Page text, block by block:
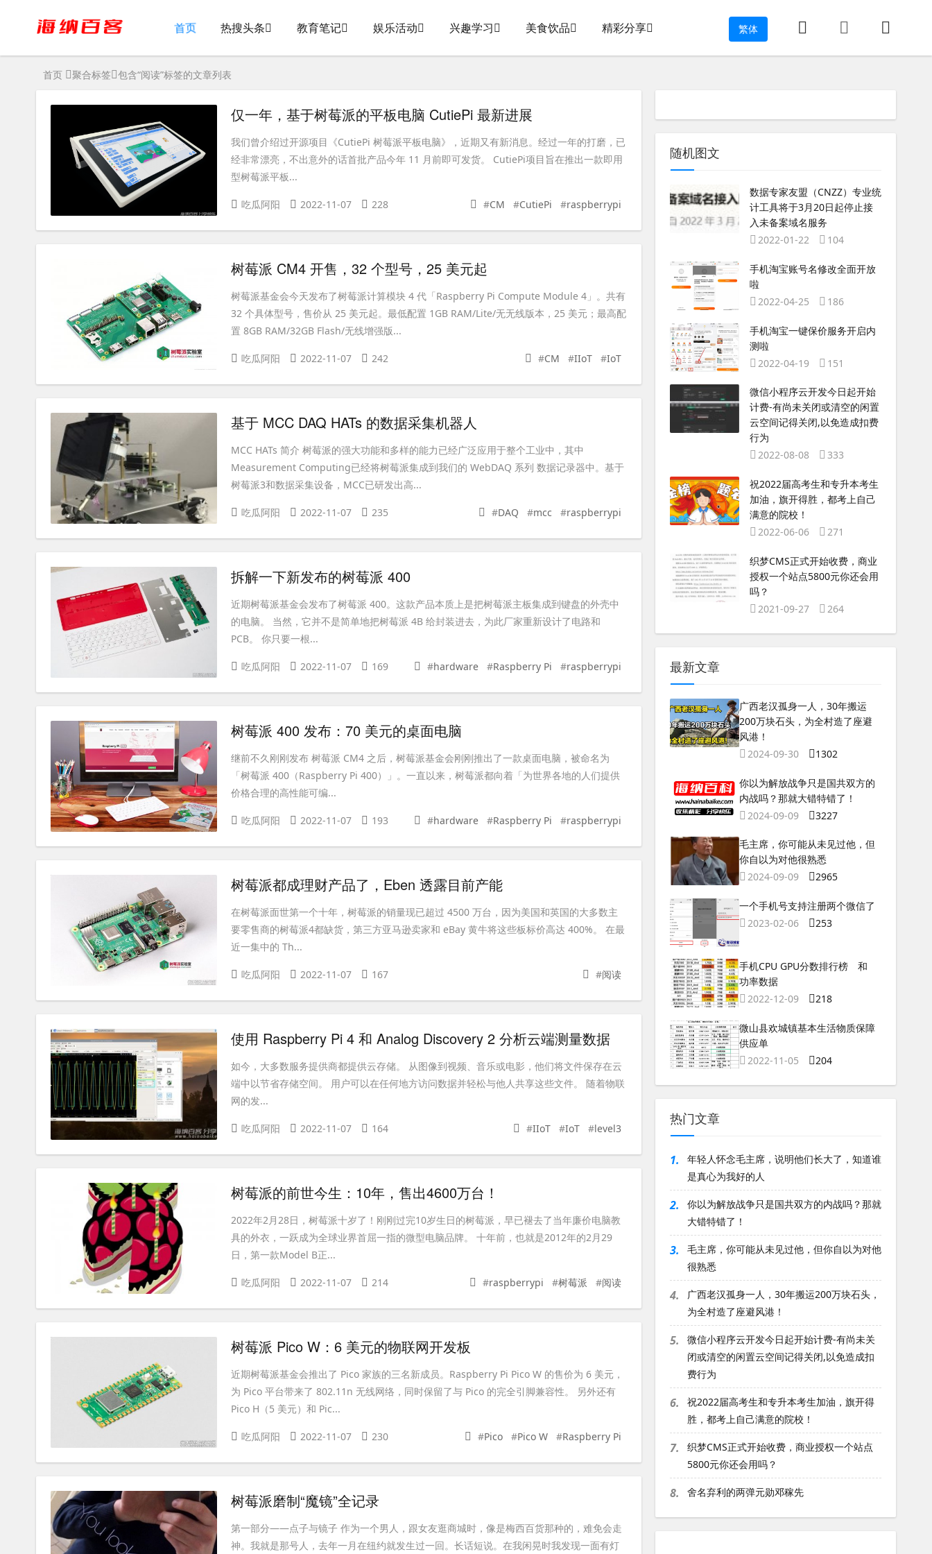
首页 热搜头条 教育笔记 娱乐活动 兴趣学习 美食饮品 精彩分享 繁体
首页 聚合标签 包含“阅读”标签的文章列表
仅一年，基于树莓派的平板电脑 CutiePi 最新进展
我们曾介绍过开源项目《CutiePi 树莓派平板电脑》，近期又有新消息。经过一年的打磨，已
经非常漂亮，不出意外的话首批产品今年 11 月前即可发货。 CutiePi项目旨在推出一款即用
型树莓派平板...
吃瓜阿阳 2022-11-07 228 #CM #CutiePi #raspberrypi
树莓派 CM4 开售，32 个型号，25 美元起
树莓派基金会今天发布了树莓派计算模块 4 代「Raspberry Pi Compute Module 4」。共有
32 个具体型号，售价从 25 美元起。最低配置 1GB RAM/Lite/无无线版本，25 美元；最高配
置 8GB RAM/32GB Flash/无线增强版...
吃瓜阿阳 2022-11-07 242 #CM #IIoT #IoT
基于 MCC DAQ HATs 的数据采集机器人
MCC HATs 简介 树莓派的强大功能和多样的能力已经广泛应用于整个工业中，其中
Measurement Computing已经将树莓派集成到我们的 WebDAQ 系列 数据记录器中。基于
树莓派3和数据采集设备，MCC已研发出高...
吃瓜阿阳 2022-11-07 235 #DAQ #mcc #raspberrypi
拆解一下新发布的树莓派 400
近期树莓派基金会发布了树莓派 400。这款产品本质上是把树莓派主板集成到键盘的外壳中
的电脑。 当然，它并不是简单地把树莓派 4B 给封装进去，为此厂家重新设计了电路和
PCB。 你只要一根...
吃瓜阿阳 2022-11-07 169 #hardware #Raspberry Pi #raspberrypi
树莓派 400 发布：70 美元的桌面电脑
继前不久刚刚发布 树莓派 CM4 之后，树莓派基金会刚刚推出了一款桌面电脑，被命名为
「树莓派 400（Raspberry Pi 400）」。一直以来，树莓派都向着「为世界各地的人们提供
价格合理的高性能可编...
吃瓜阿阳 2022-11-07 193 #hardware #Raspberry Pi #raspberrypi
树莓派都成理财产品了，Eben 透露目前产能
在树莓派面世第一个十年，树莓派的销量现已超过 4500 万台，因为美国和英国的大多数主
要零售商的树莓派4都缺货，第三方亚马逊卖家和 eBay 黄牛将这些板标价高达 400%。 在最
近一集中的 Th...
吃瓜阿阳 2022-11-07 167 #阅读
使用 Raspberry Pi 4 和 Analog Discovery 2 分析云端测量数据
如今，大多数服务提供商都提供云存储。 从图像到视频、音乐或电影，他们将文件保存在云
端中以节省存储空间。 用户可以在任何地方访问数据并轻松与他人共享这些文件。 随着物联
网的发...
吃瓜阿阳 2022-11-07 164 #IIoT #IoT #level3
树莓派的前世今生：10年，售出4600万台！
2022年2月28日，树莓派十岁了！刚刚过完10岁生日的树莓派，早已褪去了当年廉价电脑教
具的外衣，一跃成为全球业界首屈一指的微型电脑品牌。 十年前，也就是2012年的2月29
日，第一款Model B正...
吃瓜阿阳 2022-11-07 214 #raspberrypi #树莓派 #阅读
树莓派 Pico W：6 美元的物联网开发板
近期树莓派基金会推出了 Pico 家族的三名新成员。Raspberry Pi Pico W 的售价为 6 美元，
为 Pico 平台带来了 802.11n 无线网络，同时保留了与 Pico 的完全引脚兼容性。 另外还有
Pico H（5 美元）和 Pic...
吃瓜阿阳 2022-11-07 230 #Pico #Pico W #Raspberry Pi
树莓派磨制“魔镜”全记录
第一部分——点子与镜子 作为一个男人，跟女友逛商城时，像是梅西百货那种的，难免会走
神。我就是那号人，去年一月在纽约就发生过一回。长话短说。在我闲晃时我发现一面有灯
随机图文
数据专家友盟（CNZZ）专业统
计工具将于3月20日起停止接
入未备案域名服务
2022-01-22
104
手机淘宝账号名修改全面开放
啦
2022-04-25
186
手机淘宝一键保价服务开启内
测啦
2022-04-19
151
微信小程序云开发今日起开始
计费-有尚未关闭或清空的闲置
云空间记得关闭,以免造成扣费
行为
2022-08-08
333
祝2022届高考生和专升本考生
加油，旗开得胜，都考上自己
满意的院校！
2022-06-06
271
织梦CMS正式开始收费，商业
授权一个站点5800元你还会用
吗？
2021-09-27
264
最新文章
广西老汉孤身一人，30年搬运
200万块石头，为全村造了座避
风港！
2024-09-30
1302
你以为解放战争只是国共双方的
内战吗？那就大错特错了！
2024-09-09
3227
毛主席，你可能从未见过他，但
你自以为对他很熟悉
2024-09-09
2965
一个手机号支持注册两个微信了
2023-02-06
253
手机CPU GPU分数排行榜 和
功率数据
2022-12-09
218
微山县欢城镇基本生活物质保障
供应单
2022-11-05
204
热门文章
1.
年轻人怀念毛主席，说明他们长大了，知道谁
是真心为我好的人
2.
你以为解放战争只是国共双方的内战吗？那就
大错特错了！
3.
毛主席，你可能从未见过他，但你自以为对他
很熟悉
4.
广西老汉孤身一人，30年搬运200万块石头，
为全村造了座避风港！
5.
微信小程序云开发今日起开始计费-有尚未关
闭或清空的闲置云空间记得关闭,以免造成扣
费行为
6.
祝2022届高考生和专升本考生加油，旗开得
胜，都考上自己满意的院校！
7.
织梦CMS正式开始收费，商业授权一个站点
5800元你还会用吗？
8. 舍名弃利的两弹元勋邓稼先